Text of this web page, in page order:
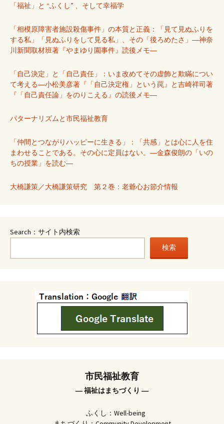
「福祉」と “ふくし” 、そして幸福学
「相模原障害者施設殺傷事件」の本質と正義：「見て見ぬふりを
する私」「見ぬふりをして見る私」、その「後ろめたさ」―神奈
川新聞取材班著『やまゆり園事件』読後メモ―
「自己決定」と「自己責任」：いま改めてその虚飾と欺瞞につい
て考える―小松美彦著『「自己決定権」という罠』と吉崎祥司著
『「自己責任論」をのりこえる』の読後メモ―
パターナリズムと市民福祉教育
「仲間とつながりハッピーに生きる」：「共感」とは心に人を住
まわせることである。その心に定員はない。―金森俊朗の「いの
ちの授業」を読む―
大橋謙策／大橋謙策研究 第２巻：老爺心お節介情報
Search：サイト内検索
検索
市民福祉教育
― 福祉はまちづくり ―
ふくし：Well-being